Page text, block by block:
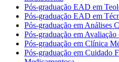
Pós-graduação EAD em
Pós-graduação EAD em
Pós-graduação em Análises
Pós-graduação em
Pós-graduação em Clínica
Pós-graduação em Cuidado